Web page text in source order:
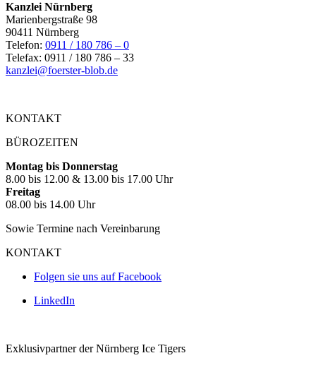
Kanzlei Nürnberg
Marienbergstraße 98
90411 Nürnberg
Telefon: 0911 / 180 786 – 0
Telefax: 0911 / 180 786 – 33
kanzlei@foerster-blob.de
KONTAKT
BÜROZEITEN
Montag bis Donnerstag
8.00 bis 12.00 & 13.00 bis 17.00 Uhr
Freitag
08.00 bis 14.00 Uhr
Sowie Termine nach Vereinbarung
KONTAKT
Folgen sie uns auf Facebook
LinkedIn
Exklusivpartner der Nürnberg Ice Tigers